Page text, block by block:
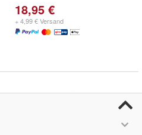
18,95 €
+ 4,99 € Versand